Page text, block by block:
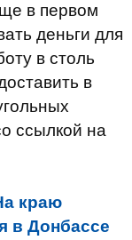
в первом
деньги для
в столь
в
ссылкой на
краю
в Донбассе